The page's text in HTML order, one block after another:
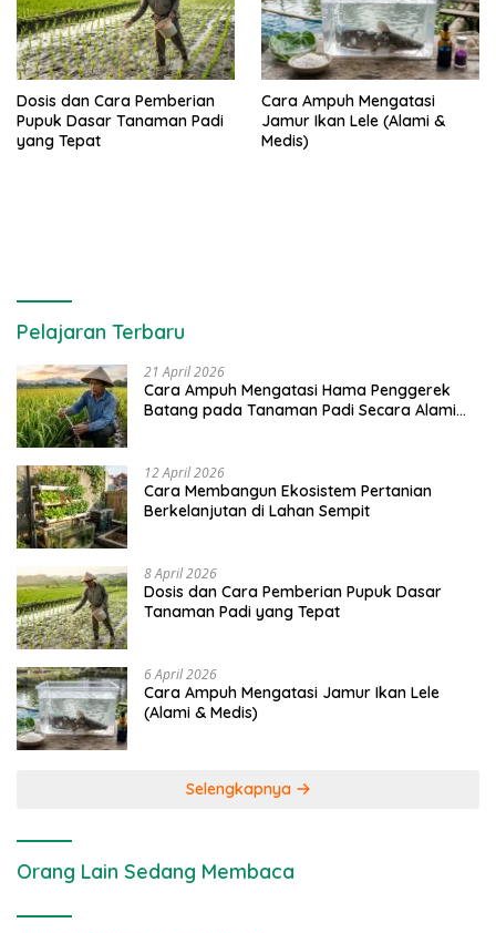
Dosis dan Cara Pemberian
Pupuk Dasar Tanaman Padi
yang Tepat
Cara Ampuh Mengatasi
Jamur Ikan Lele (Alami &
Medis)
Pelajaran Terbaru
21 April 2026
Cara Ampuh Mengatasi Hama Penggerek
Batang pada Tanaman Padi Secara Alami
12 April 2026
Cara Membangun Ekosistem Pertanian
Berkelanjutan di Lahan Sempit
8 April 2026
Dosis dan Cara Pemberian Pupuk Dasar
Tanaman Padi yang Tepat
6 April 2026
Cara Ampuh Mengatasi Jamur Ikan Lele
(Alami & Medis)
Selengkapnya
Orang Lain Sedang Membaca